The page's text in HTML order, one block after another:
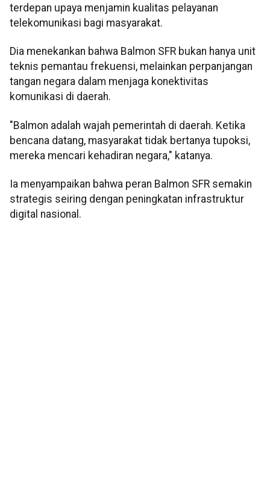
terdepan upaya menjamin kualitas pelayanan
telekomunikasi bagi masyarakat.
Dia menekankan bahwa Balmon SFR bukan hanya unit
teknis pemantau frekuensi, melainkan perpanjangan
tangan negara dalam menjaga konektivitas
komunikasi di daerah.
"Balmon adalah wajah pemerintah di daerah. Ketika
bencana datang, masyarakat tidak bertanya tupoksi,
mereka mencari kehadiran negara," katanya.
Ia menyampaikan bahwa peran Balmon SFR semakin
strategis seiring dengan peningkatan infrastruktur
digital nasional.